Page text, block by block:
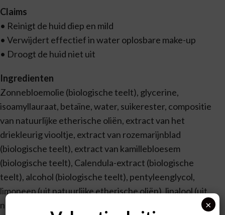
Claims
• Reinigt de huid diep en mild
• Verwijdert effectief in water oplosbare make-up
• Droogt de huid niet uit
Ingredienten
Zonnebloemolie (biologische teelt), glycerine,
isoamyllauraat, betaïne, water, suikerester, compositie
van natuurlijke etherische oliën, extract van het
driekleurig viooltje, extract van rozemarijnblad
(biologische teelt), extract van kamillebloesem
(biologische teelt), Calendula-extract (biologische
teelt), alcohol (biologische teelt), pentyleenglycol,
limoneen (uit natuurlijke etherische oliën), linalool (uit
natuurlijke etherische oliën), benzylbenzoaat (uit
×